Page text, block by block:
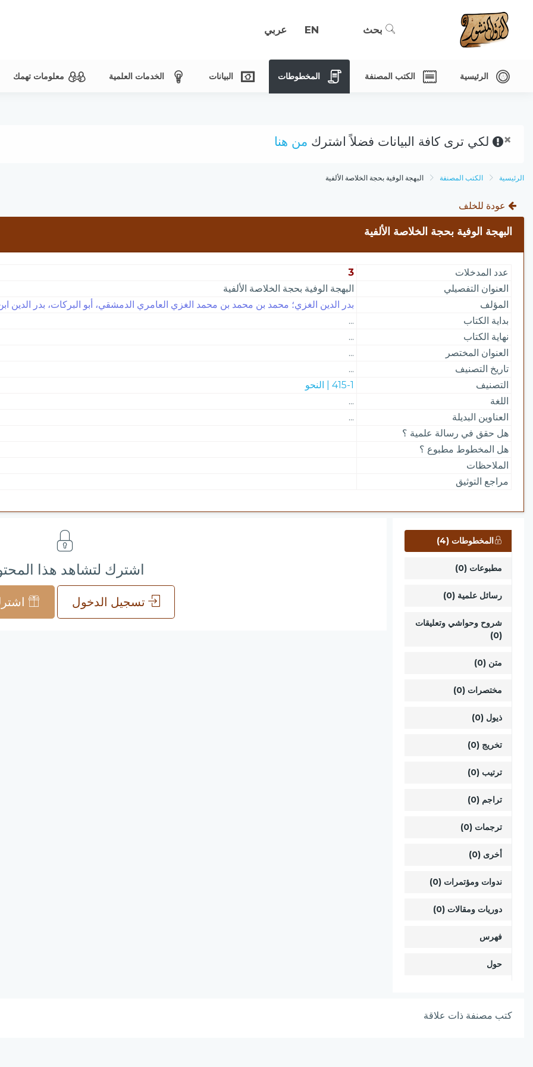
بحث EN عربي
الرئيسية الكتب المصنفة المخطوطات البيانات الخدمات العلمية معلومات تهمك
× لكي ترى كافة البيانات فضلاً اشترك من هنا
الرئيسية الكتب المصنفة البهجة الوفية بحجة الخلاصة الألفية
عودة للخلف
البهجة الوفية بحجة الخلاصة الألفية
عدد المدخلات
3
العنوان التفصيلي
البهجة الوفية بحجة الخلاصة الألفية
المؤلف
بدر الدين الغزي؛ محمد بن محمد بن محمد الغزي العامري الدمشقي، أبو البركات، بدر الدين ابن
بداية الكتاب
...
نهاية الكتاب
...
العنوان المختصر
...
تاريخ التصنيف
...
التصنيف
415-1 | النحو
اللغة
...
العناوين البديلة
...
هل حقق في رسالة علمية ؟
هل المخطوط مطبوع ؟
الملاحظات
مراجع التوثيق
المخطوطات (4)
مطبوعات (0)
رسائل علمية (0)
شروح وحواشي وتعليقات
(0)
متن (0)
مختصرات (0)
ذيول (0)
تخريج (0)
ترتيب (0)
تراجم (0)
ترجمات (0)
أخرى (0)
ندوات ومؤتمرات (0)
دوريات ومقالات (0)
فهرس
حول
اشترك لتشاهد هذا
تسجيل الدخول
كتب مصنفة ذات علاقة